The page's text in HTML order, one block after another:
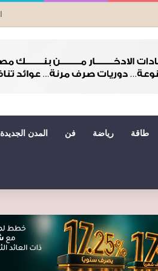
طاقة رياضة فن المدن الجديدة